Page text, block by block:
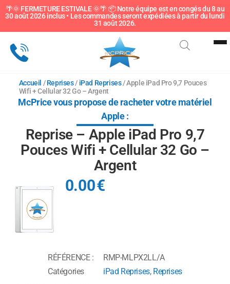
🌴🌞 FERMETURE ESTIVALE 🌞🌴 📦 Notre équipe est en congés du 8 au
30 août 2026 inclus • Les commandes seront expédiées à partir du lundi
31 août 2026.
Sous-catégorie
Accueil /Reprises/ iPad Reprises/ Apple iPad Pro 9,7 Pouces
Wifi + Cellular 32 Go – Argent
McPrice vous propose de racheter votre matériel
Apple :
Reprise – Apple iPad Pro 9,7
Pouces Wifi + Cellular 32 Go –
Argent
0.00€
RÉFÉRENCE :
RMP-MLPX2LL/A
Catégories
iPad Reprises, Reprises